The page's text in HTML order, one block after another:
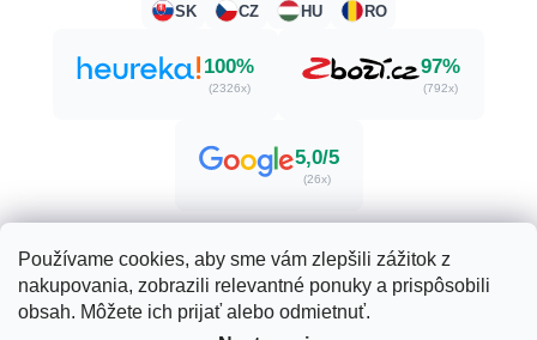
Používame cookies, aby sme vám zlepšili zážitok z
nakupovania, zobrazili relevantné ponuky a prispôsobili
obsah. Môžete ich prijať alebo odmietnuť.
SK CZ HU RO
100%
(2326x)
97%
(792x)
5,0/5
(26x)
Vytvoril Shoptet